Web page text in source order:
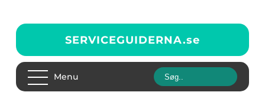
SERVICEGUIDERNA.se
Menu